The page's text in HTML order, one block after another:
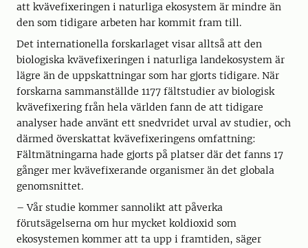
att kvävefixeringen i naturliga ekosystem är mindre än
den som tidigare arbeten har kommit fram till.
Det internationella forskarlaget visar alltså att den
biologiska kvävefixeringen i naturliga landekosystem är
lägre än de uppskattningar som har gjorts tidigare. När
forskarna sammanställde 1177 fältstudier av biologisk
kvävefixering från hela världen fann de att tidigare
analyser hade använt ett snedvridet urval av studier, och
därmed överskattat kvävefixeringens omfattning:
Fältmätningarna hade gjorts på platser där det fanns 17
gånger mer kvävefixerande organismer än det globala
genomsnittet.
– Vår studie kommer sannolikt att påverka
förutsägelserna om hur mycket koldioxid som
ekosystemen kommer att ta upp i framtiden, säger